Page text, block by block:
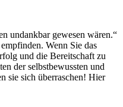
undankbar gewesen wären.“
Wenn Sie das
und die Bereitschaft zu
der selbstbewussten und
sie sich überraschen! Hier